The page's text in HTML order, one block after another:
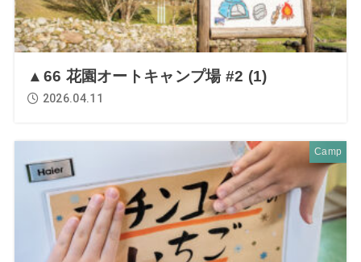
▲66 花園オートキャンプ場 #2 (1)
2026.04.11
Camp